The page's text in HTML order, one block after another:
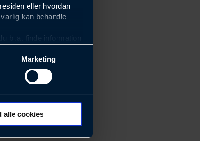
eller hvordan
kan behandle
bl.a. finde information
af vores
skal være nemme at
IP-adresse,
Marketing
alle cookies
værktøj, beslag,